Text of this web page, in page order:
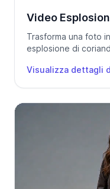
Video
Trasforma una foto
esplosione di
Visualizza dettagli